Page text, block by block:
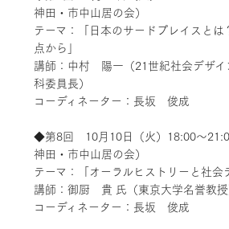
神田・市中山居の会）
テーマ：「日本のサードプレイスと
点から」
講師：中村 陽一（21世紀社会デザイ
科委員長）
コーディネーター：長坂 俊成
◆第8回 10月10日（火）18:00～
神田・市中山居の会）
テーマ：「オーラルヒストリーと社会
講師：御厨 貴 氏（東京大学名誉教授
コーディネーター：長坂 俊成